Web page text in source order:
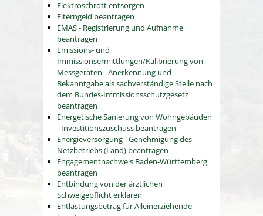
Elektroschrott entsorgen
Elterngeld beantragen
EMAS - Registrierung und Aufnahme
beantragen
Emissions- und
Immissionsermittlungen/Kalibrierung von
Messgeräten - Anerkennung und
Bekanntgabe als sachverständige Stelle nach
dem Bundes-Immissionsschutzgesetz
beantragen
Energetische Sanierung von Wohngebäuden
- Investitionszuschuss beantragen
Energieversorgung - Genehmigung des
Netzbetriebs (Land) beantragen
Engagementnachweis Baden-Württemberg
beantragen
Entbindung von der ärztlichen
Schweigepflicht erklären
Entlastungsbetrag für Alleinerziehende